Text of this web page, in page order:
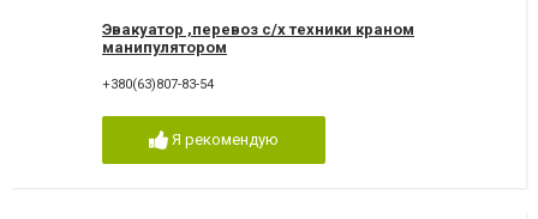
Эвакуатор ,перевоз с/х техники краном
манипулятором
+380(63)807-83-54
Я рекомендую